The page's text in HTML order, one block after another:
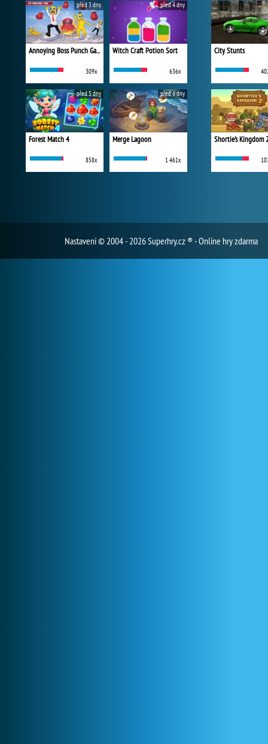
Annoying Boss Punch Game
309x
před 3 dny
Witch Craft Potion Sort
636x
před 4 dny
Forest Match 4
858x
před 5 dny
Merge Lagoon
1 461x
před 6 dny
City Stunts
Shortie's Kingdom
Nastavení© 2004 - 2026 Superhry.cz ® - Online hry zdarma